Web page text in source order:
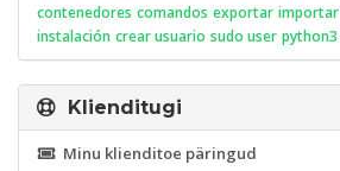
contenedores comandos exportar importar
instalación crear usuario sudo user python3
Klienditugi
Minu klienditoe päringud